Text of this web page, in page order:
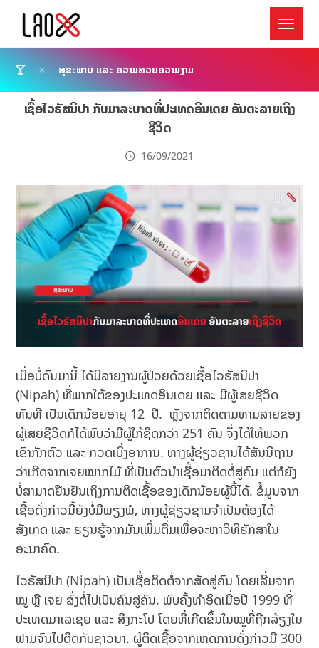
ສຸຂະພາບ ແລະ ຄວາມສວຍຄວາມງາມ
ເຊື້ອໄວຣັສນິປາ ກັບມາລະບາດທີ່ປະເທດອິນເດຍ ອັນຕະລາຍເຖິງ
ຊີວິດ
16/09/2021
ເມື່ອບໍ່ດົນມານີ້ ໄດ້ມີລາຍງານຜູ້ປ່ວຍດ້ວຍເຊື້ອໄວຣັສນິປາ
(Nipah) ທີ່ພາກໃຕ້ຂອງປະເທດອິນເດຍ ແລະ ມີຜູ້ເສຍຊີວິດ
ທັນທີ ເປັນເດັກນ້ອຍອາຍຸ 12 ປີ. ຫຼັງຈາກຕິດຕາມທາມລາຍຂອງ
ຜູ້ເສຍຊີວິດກໍໄດ້ພົບວ່າມີຜູ້ໃກ້ຊິດກວ່າ 251 ຄົນ ຈຶ່ງໄດ້ໃຫ້ພວກ
ເຂົາກັກຕົວ ແລະ ກວດເບິ່ງອາການ. ທາງຜູ້ຊ່ຽວຊານໄດ້ສັນນິຖານ
ວ່າເກີດຈາກເຈຍໝາກໄມ້ ທີ່ເປັນຕົວນຳເຊື້ອມາຕິດຕໍ່ສູ່ຄົນ ແຕ່ກໍຍັງ
ບໍ່ສາມາດຢືນຢັນເຖິງການຕິດເຊື້ອຂອງເດັກນ້ອຍຜູ້ນີ້ໄດ້. ຂໍ້ມູນຈາກ
ເຊື້ອດັ່ງກ່າວນີ້ຍັງບໍ່ມີພຽງພໍ, ທາງຜູ້ຊ່ຽວຊານຈຳເປັນຕ້ອງໄດ້
ສັງເກດ ແລະ ຮຽນຮູ້ຈາກມັນເພີ່ມຕື່ມເພື່ອຈະຫາວິທີຮັກສາໃນ
ອະນາຄົດ.
ໄວຣັສນິປາ (Nipah) ເປັນເຊື້ອຕິດຕໍ່ຈາກສັດສູ່ຄົນ ໂດຍເລີ່ມຈາກ
ໝູ ຫຼື ເຈຍ ສົ່ງຕໍ່ໄປເປັນຄົນສູ່ຄົນ. ພົບຄັ້ງທຳອິດເມື່ອປີ 1999 ທີ່
ປະເທດມາເລເຊຍ ແລະ ສິງກະໂປ ໂດຍທີ່ເກີດຂຶ້ນໃນໝູທີ່ຖືກລ້ຽງໃນ
ຟາມຈົນໄປຕິດກັບຊາວນາ. ຜູ້ຕິດເຊື້ອຈາກເຫດການດັ່ງກ່າວມີ 300